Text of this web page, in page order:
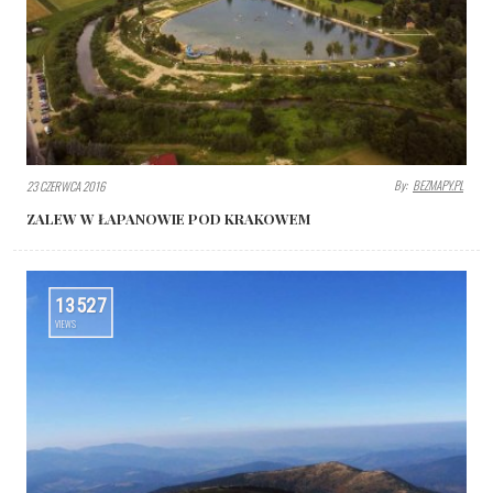
23 CZERWCA 2016 By: BEZMAPY.PL
ZALEW W ŁAPANOWIE POD KRAKOWEM
13527
VIEWS